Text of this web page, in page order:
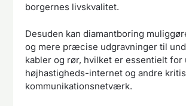
borgernes livskvalitet.
Desuden kan diamantboring
og mere præcise udgravninger til
kabler og rør, hvilket er essentielt for
højhastigheds-internet og andre
kommunikationsnetværk.